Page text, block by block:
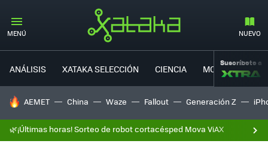
MENÚ NUEVO
ANÁLISIS XATAKA SELECCIÓN CIENCIA MOVILIDAD
Suscríbete a
HOY SE HABLA DE
AEMET China Waze Fallout Generación Z
🌿¡Últimas horas! Sorteo de robot cortacésped Mova ViAX